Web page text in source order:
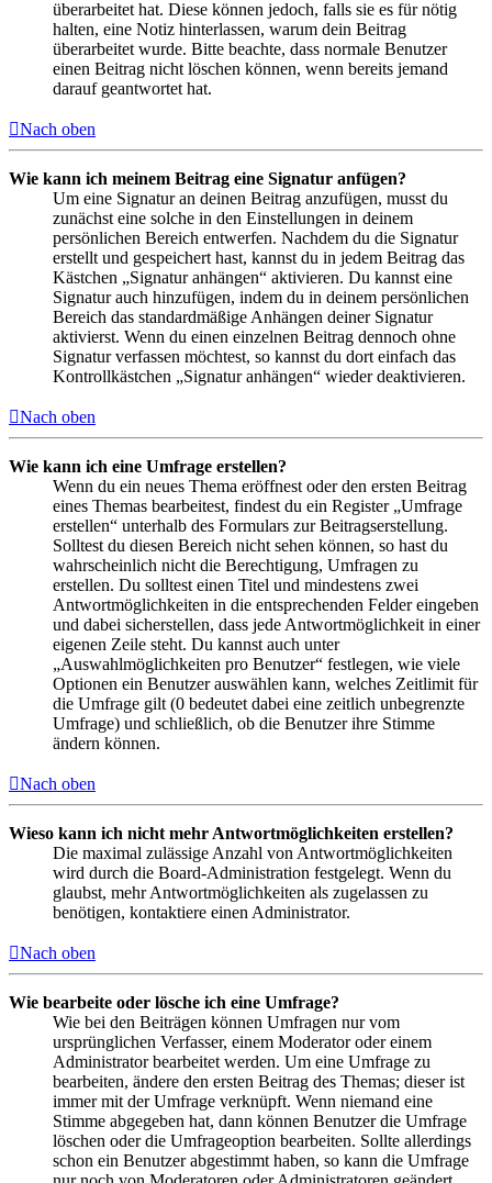
überarbeitet hat. Diese können jedoch, falls sie es für nötig
halten, eine Notiz hinterlassen, warum dein Beitrag
überarbeitet wurde. Bitte beachte, dass normale Benutzer
einen Beitrag nicht löschen können, wenn bereits jemand
darauf geantwortet hat.
Nach oben
Wie kann ich meinem Beitrag eine Signatur anfügen?
Um eine Signatur an deinen Beitrag anzufügen, musst du
zunächst eine solche in den Einstellungen in deinem
persönlichen Bereich entwerfen. Nachdem du die Signatur
erstellt und gespeichert hast, kannst du in jedem Beitrag das
Kästchen „Signatur anhängen“ aktivieren. Du kannst eine
Signatur auch hinzufügen, indem du in deinem persönlichen
Bereich das standardmäßige Anhängen deiner Signatur
aktivierst. Wenn du einen einzelnen Beitrag dennoch ohne
Signatur verfassen möchtest, so kannst du dort einfach das
Kontrollkästchen „Signatur anhängen“ wieder deaktivieren.
Nach oben
Wie kann ich eine Umfrage erstellen?
Wenn du ein neues Thema eröffnest oder den ersten Beitrag
eines Themas bearbeitest, findest du ein Register „Umfrage
erstellen“ unterhalb des Formulars zur Beitragserstellung.
Solltest du diesen Bereich nicht sehen können, so hast du
wahrscheinlich nicht die Berechtigung, Umfragen zu
erstellen. Du solltest einen Titel und mindestens zwei
Antwortmöglichkeiten in die entsprechenden Felder eingeben
und dabei sicherstellen, dass jede Antwortmöglichkeit in einer
eigenen Zeile steht. Du kannst auch unter
„Auswahlmöglichkeiten pro Benutzer“ festlegen, wie viele
Optionen ein Benutzer auswählen kann, welches Zeitlimit für
die Umfrage gilt (0 bedeutet dabei eine zeitlich unbegrenzte
Umfrage) und schließlich, ob die Benutzer ihre Stimme
ändern können.
Nach oben
Wieso kann ich nicht mehr Antwortmöglichkeiten erstellen?
Die maximal zulässige Anzahl von Antwortmöglichkeiten
wird durch die Board-Administration festgelegt. Wenn du
glaubst, mehr Antwortmöglichkeiten als zugelassen zu
benötigen, kontaktiere einen Administrator.
Nach oben
Wie bearbeite oder lösche ich eine Umfrage?
Wie bei den Beiträgen können Umfragen nur vom
ursprünglichen Verfasser, einem Moderator oder einem
Administrator bearbeitet werden. Um eine Umfrage zu
bearbeiten, ändere den ersten Beitrag des Themas; dieser ist
immer mit der Umfrage verknüpft. Wenn niemand eine
Stimme abgegeben hat, dann können Benutzer die Umfrage
löschen oder die Umfrageoption bearbeiten. Sollte allerdings
schon ein Benutzer abgestimmt haben, so kann die Umfrage